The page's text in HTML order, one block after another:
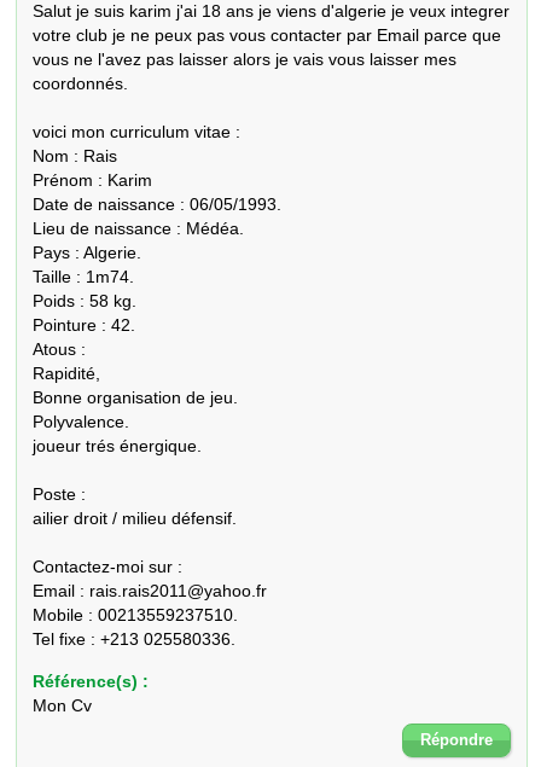
Salut je suis karim j'ai 18 ans je viens d'algerie je veux integrer
votre club je ne peux pas vous contacter par Email parce que
vous ne l'avez pas laisser alors je vais vous laisser mes
coordonnés.
voici mon curriculum vitae :
Nom : Rais
Prénom : Karim
Date de naissance : 06/05/1993.
Lieu de naissance : Médéa.
Pays : Algerie.
Taille : 1m74.
Poids : 58 kg.
Pointure : 42.
Atous :
Rapidité,
Bonne organisation de jeu.
Polyvalence.
joueur trés énergique.
Poste :
ailier droit / milieu défensif.
Contactez-moi sur :
Email : rais.rais2011@yahoo.fr
Mobile : 00213559237510.
Tel fixe : +213 025580336.
Référence(s) :
Mon Cv
Répondre